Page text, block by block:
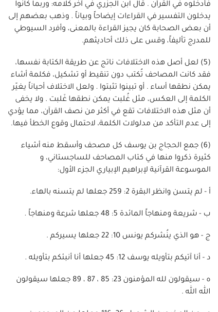
فأدخلوه في القرآن . قال ابن الجزري في آخر كلامه: وربما كانوا
يدخلون التفسير في القراءات إيضاحاً وبياناً . وذهب بعضهم إلى
أن بعض الصحابة كان يجيز القراءة بالمعنى، وأفرد السيوطي
للمدرج تأليفاً، وقس على ذلك أحاديثهم.
(5) لعل أصل هذه الاختلافات ناتج عن طريقة الكتابة نفسها،
فقد كانت المصاحف تُكتب دون تنقيط أو تشكيل، فكلمة أشاء
يمكن نطقها أساء . أو تبينوا تثبتوا . ولعل الاختلاف أحياناً يغيّر
الكلمة إلى العكس، مثل غُلبت يمكن نطقها غَلبت . ولا يخفى
أن مثل هذه الاختلافات تقع في أكثر من نصف القرآن، مما يؤدي
إلى عدم التأكد من مدلولات الكلمة، لاحتمال وقوع الخطأ فيها.
(6) جمع الحجاج بن يوسف كل مصحف وأسقط منه أشياء
كثيرة ذكروا منها في كتاب المصاحف للساجستاني، و
الموسوعة القرآنية لإبراهيم الإبياري الجزء الأول:
أ - لم يتسن وانظر البقرة 2: 259 جعلها لم يتسنه بالهاء.
ب - شريعة ومنهاجاً المائدة 5: 48 جعلها شرعة ومنهاجاً .
ج - هو الذي ينُشركم يونس 10: 22 جعلها يسيركم .
د - أنا آتيكم بتأويله يوسف 12: 45 جعلها أنا أنبئكم بتأويله .
ه - سيقولون لله المؤمنون 23: 85 ، 87 ، 89 جعلها سيقولون
الله الله .